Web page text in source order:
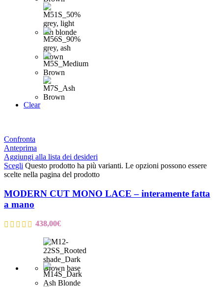
Clear
Confronta
Anteprima
Aggiungi alla lista dei desideri
Scegli Questo prodotto ha più varianti. Le opzioni possono essere
scelte nella pagina del prodotto
MODERN CUT MONO LACE – interamente fatta
a mano
438,00€